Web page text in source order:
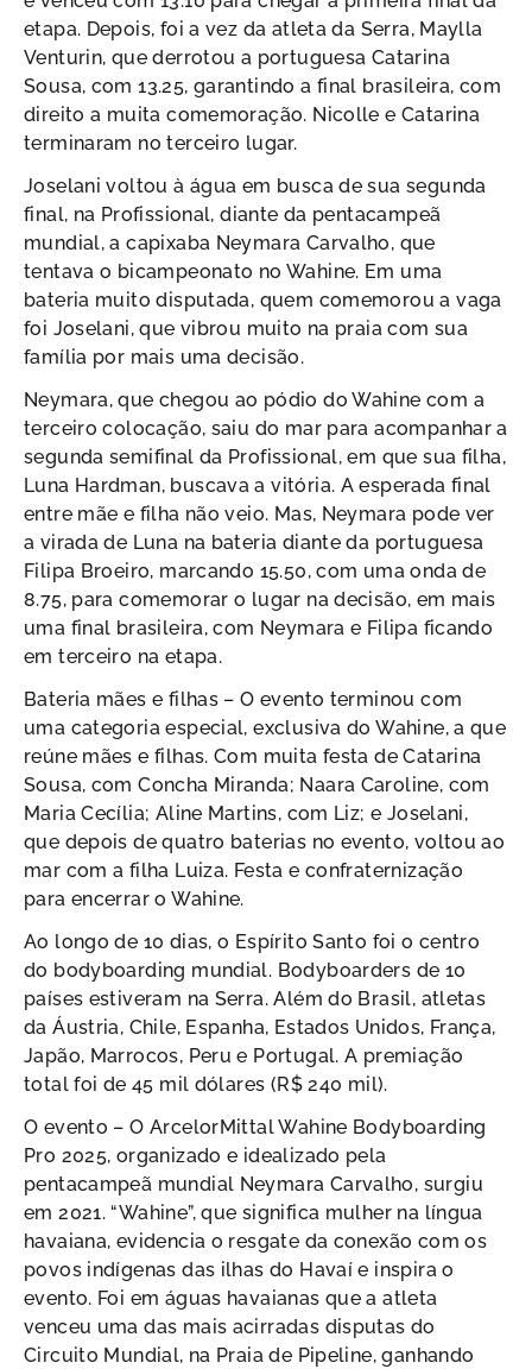
etapa. Depois, foi a vez da atleta da Serra, Maylla
Venturin, que derrotou a portuguesa Catarina
Sousa, com 13.25, garantindo a final brasileira, com
direito a muita comemoração. Nicolle e Catarina
terminaram no terceiro lugar.
Joselani voltou à água em busca de sua segunda
final, na Profissional, diante da pentacampeã
mundial, a capixaba Neymara Carvalho, que
tentava o bicampeonato no Wahine. Em uma
bateria muito disputada, quem comemorou a vaga
foi Joselani, que vibrou muito na praia com sua
família por mais uma decisão.
Neymara, que chegou ao pódio do Wahine com a
terceiro colocação, saiu do mar para acompanhar a
segunda semifinal da Profissional, em que sua filha,
Luna Hardman, buscava a vitória. A esperada final
entre mãe e filha não veio. Mas, Neymara pode ver
a virada de Luna na bateria diante da portuguesa
Filipa Broeiro, marcando 15.50, com uma onda de
8.75, para comemorar o lugar na decisão, em mais
uma final brasileira, com Neymara e Filipa ficando
em terceiro na etapa.
Bateria mães e filhas – O evento terminou com
uma categoria especial, exclusiva do Wahine, a que
reúne mães e filhas. Com muita festa de Catarina
Sousa, com Concha Miranda; Naara Caroline, com
Maria Cecília; Aline Martins, com Liz; e Joselani,
que depois de quatro baterias no evento, voltou ao
mar com a filha Luiza. Festa e confraternização
para encerrar o Wahine.
Ao longo de 10 dias, o Espírito Santo foi o centro
do bodyboarding mundial. Bodyboarders de 10
países estiveram na Serra. Além do Brasil, atletas
da Áustria, Chile, Espanha, Estados Unidos, França,
Japão, Marrocos, Peru e Portugal. A premiação
total foi de 45 mil dólares (R$ 240 mil).
O evento – O ArcelorMittal Wahine Bodyboarding
Pro 2025, organizado e idealizado pela
pentacampeã mundial Neymara Carvalho, surgiu
em 2021. “Wahine”, que significa mulher na língua
havaiana, evidencia o resgate da conexão com os
povos indígenas das ilhas do Havaí e inspira o
evento. Foi em águas havaianas que a atleta
venceu uma das mais acirradas disputas do
Circuito Mundial, na Praia de Pipeline, ganhando